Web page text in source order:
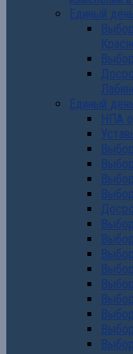
Единый
Единый
НПА